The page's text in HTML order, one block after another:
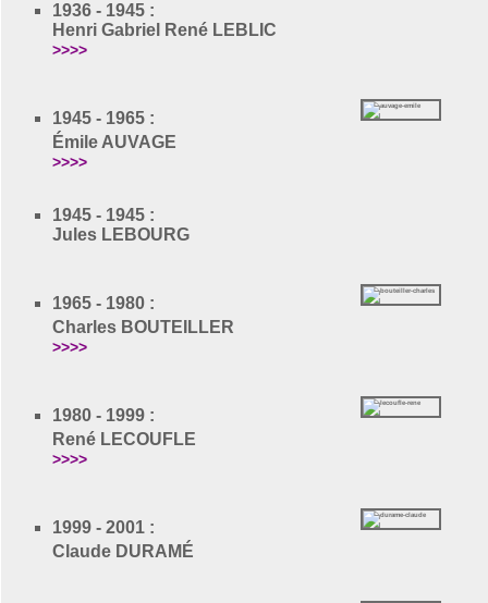
1936 - 1945 :
Henri Gabriel René LEBLIC
>>>>
1945 - 1965 :
Émile AUVAGE
>>>>
1945 - 1945 :
Jules LEBOURG
1965 - 1980 :
Charles BOUTEILLER
>>>>
1980 - 1999 :
René LECOUFLE
>>>>
1999 - 2001 :
Claude DURAMÉ